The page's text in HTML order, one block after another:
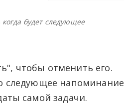
будет следующее
чтобы отменить его.
следующее напоминание
самой задачи.